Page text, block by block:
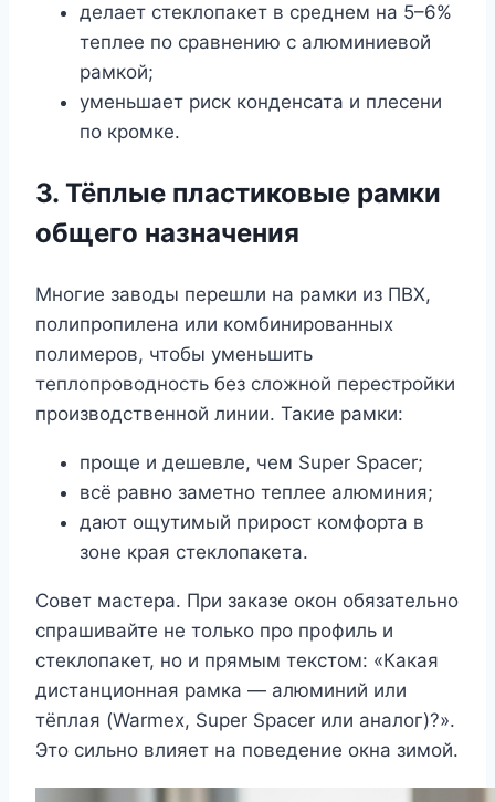
делает стеклопакет в среднем на 5–6%
теплее по сравнению с алюминиевой
рамкой;
уменьшает риск конденсата и плесени
по кромке.
3. Тёплые пластиковые рамки
общего назначения
Многие заводы перешли на рамки из ПВХ,
полипропилена или комбинированных
полимеров, чтобы уменьшить
теплопроводность без сложной перестройки
производственной линии. Такие рамки:
проще и дешевле, чем Super Spacer;
всё равно заметно теплее алюминия;
дают ощутимый прирост комфорта в
зоне края стеклопакета.
Совет мастера. При заказе окон обязательно
спрашивайте не только про профиль и
стеклопакет, но и прямым текстом: «Какая
дистанционная рамка — алюминий или
тёплая (Warmex, Super Spacer или аналог)?».
Это сильно влияет на поведение окна зимой.